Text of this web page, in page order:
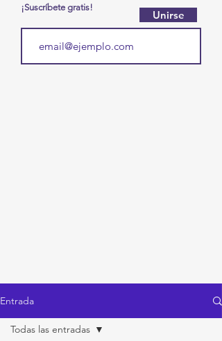
¡Suscríbete gratis!
Unirse
Entrada
Todas las entradas